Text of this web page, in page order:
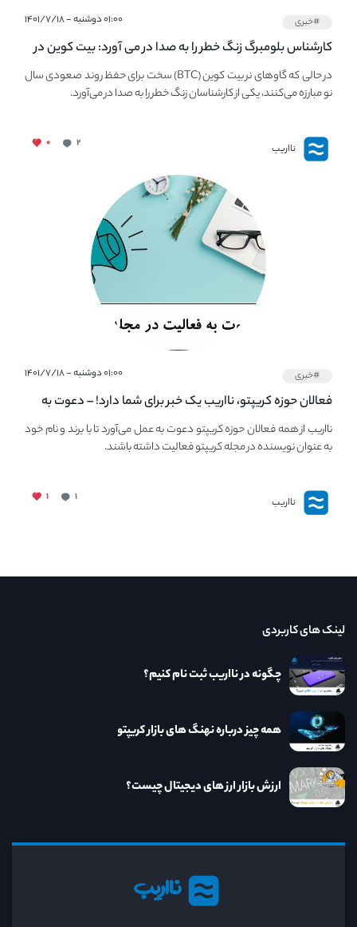
#خبری ۰۱:۰۰ دوشنبه - ۱۴۰۱/۷/۱۸
کارشناس بلومبرگ زنگ خطر را به صدا در می آورد: بیت کوین در
معرض خطر سقوط بزرگ است - دلیل آن چیست؟در حالی که گاوهای نر بیت کوین (BTC) سخت برای حفظ روند صعودی سال
نو مبارزه می‌کنند، یکی از کارشناسان زنگ خطر را به صدا در می‌آورد.
نااریب ۲ ۰
#خبری ۰۱:۰۰ دوشنبه - ۱۴۰۱/۷/۱۸
فعالان حوزه کریپتو، نااریب یک خبر برای شما دارد! – دعوت به
فعالیت در مجله کریپتو
نااریب از همه فعالان حوزه کریپتو دعوت به عمل می‌آورد تا با برند و نام خود
به عنوان نویسنده در مجله کریپتو فعالیت داشته باشند.
نااریب ۱ ۱
نااریب
لینک های کاربردی
چگونه در نااریب ثبت نام کنیم؟
همه چیز درباره نهنگ های بازار کریپتو
ارزش بازار ارز های دیجیتال چیست؟